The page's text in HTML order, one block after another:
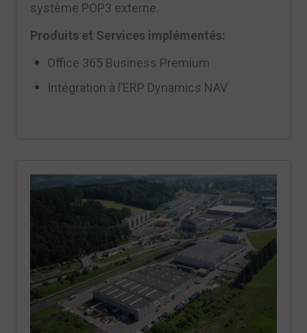
système POP3 externe.
Produits et Services implémentés:
Office 365 Business Premium
Intégration à l’ERP Dynamics NAV